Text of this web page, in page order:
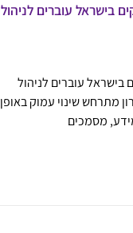
בישראל עוברים לניהול
בישראל עוברים לניהול
מתרחש שינוי עמוק באופן
מסמכים